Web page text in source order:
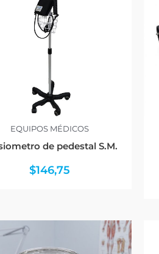
EQUIPOS MÉDICOS
de pedestal S.M.
$146,75